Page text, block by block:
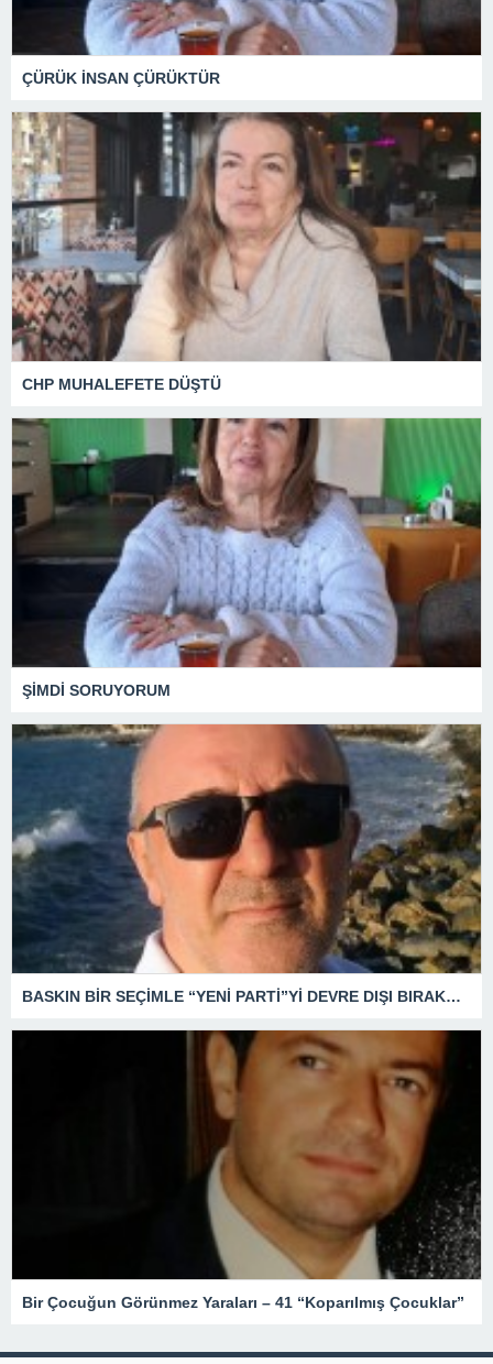
ÇÜRÜK İNSAN ÇÜRÜKTÜR
CHP MUHALEFETE DÜŞTÜ
ŞİMDİ SORUYORUM
BASKIN BİR SEÇİMLE “YENİ PARTİ”Yİ DEVRE DIŞI BIRAKMAK İÇİN DÜĞMEYE Mİ BASILDI?
Bir Çocuğun Görünmez Yaraları – 41 “Koparılmış Çocuklar”